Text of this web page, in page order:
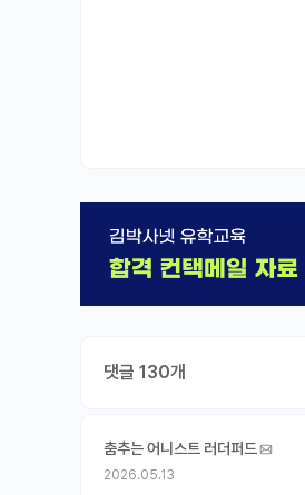
댓글 130개
춤추는 어니스트 러더퍼드
2026.05.13